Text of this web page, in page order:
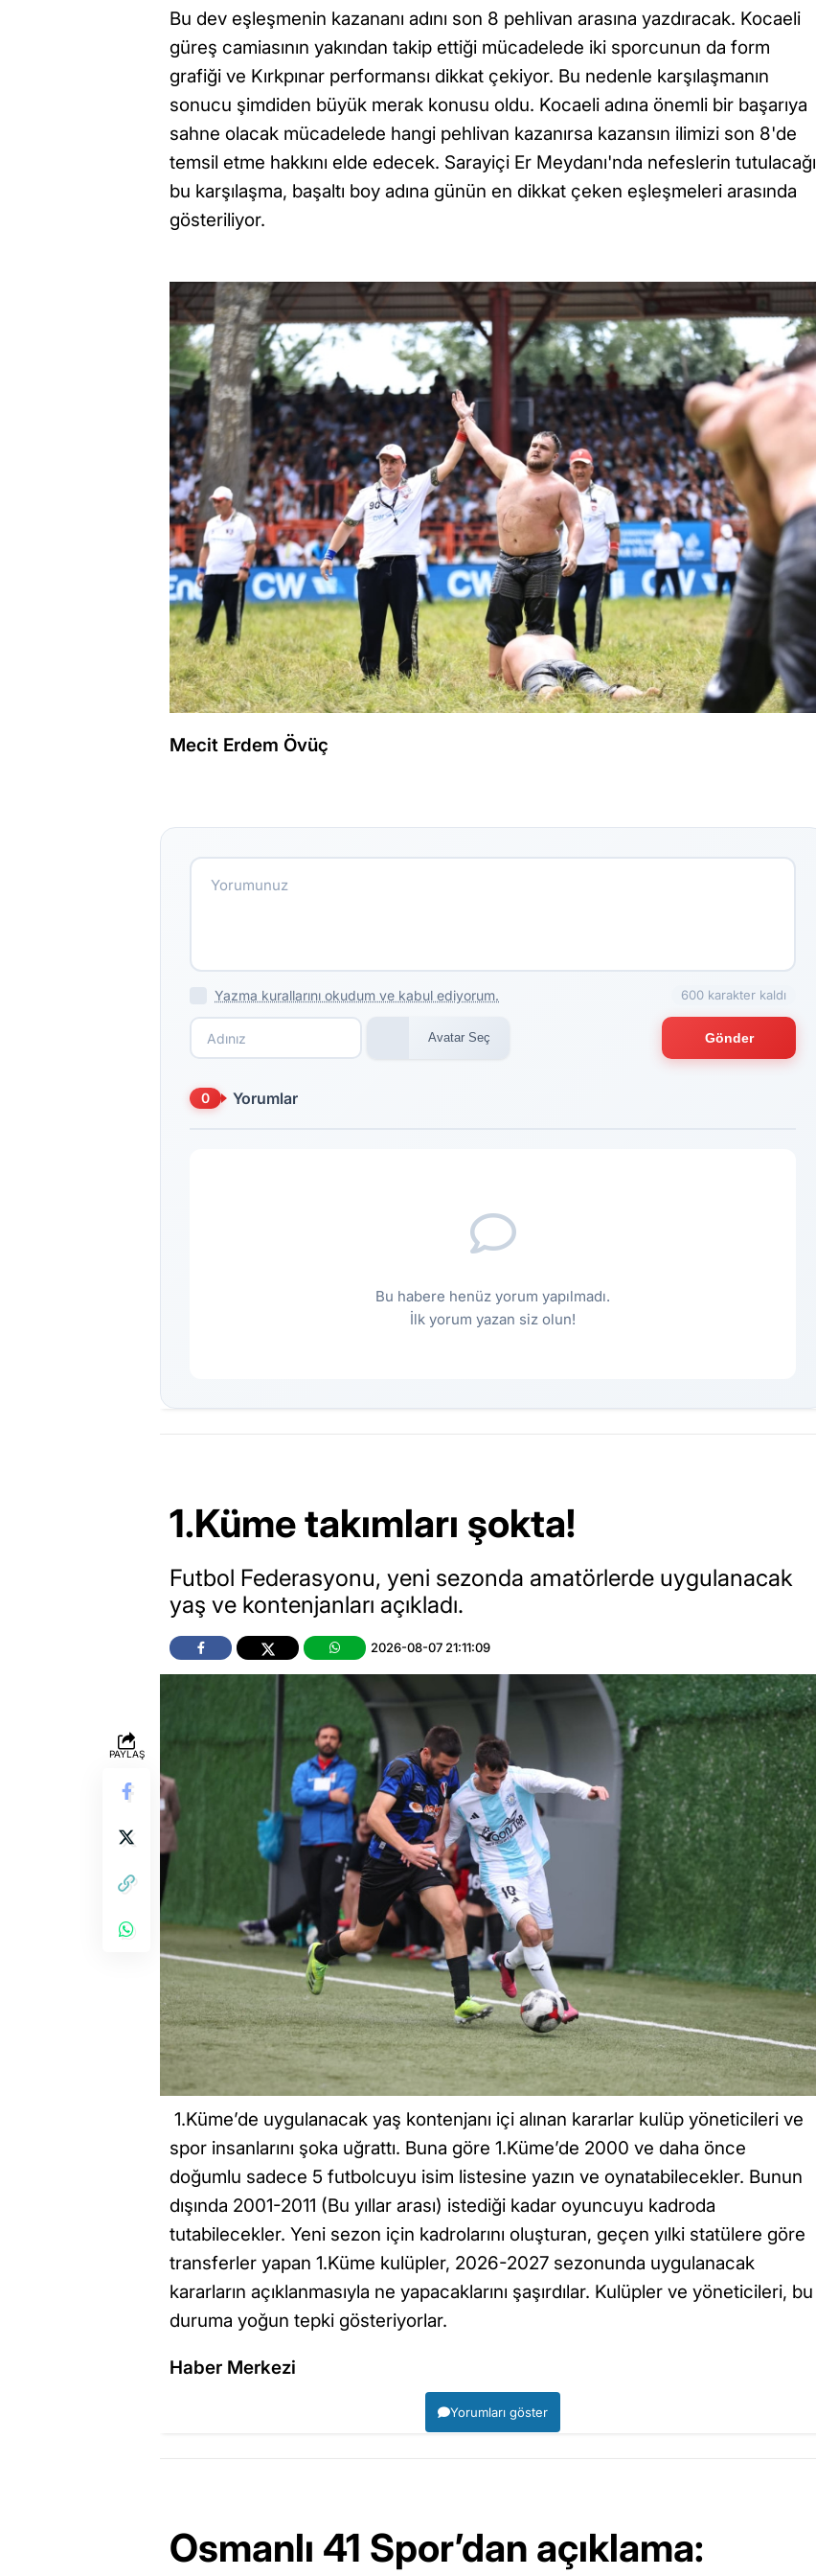
Bu dev eşleşmenin kazananı adını son 8 pehlivan arasına yazdıracak. Kocaeli
güreş camiasının yakından takip ettiği mücadelede iki sporcunun da form
grafiği ve Kırkpınar performansı dikkat çekiyor. Bu nedenle karşılaşmanın
sonucu şimdiden büyük merak konusu oldu. Kocaeli adına önemli bir başarıya
sahne olacak mücadelede hangi pehlivan kazanırsa kazansın ilimizi son 8'de
temsil etme hakkını elde edecek. Sarayiçi Er Meydanı'nda nefeslerin tutulacağı
bu karşılaşma, başaltı boy adına günün en dikkat çeken eşleşmeleri arasında
gösteriliyor.
Mecit Erdem Övüç
Yazma kurallarını okudum ve kabul ediyorum. 600 karakter kaldı
Avatar Seç Gönder
0 Yorumlar
Bu habere henüz yorum yapılmadı.
İlk yorum yazan siz olun!
PAYLAŞ
1.Küme takımları şokta!
Futbol Federasyonu, yeni sezonda amatörlerde uygulanacak
yaş ve kontenjanları açıkladı.
2026-08-07 21:11:09
1.Küme’de uygulanacak yaş kontenjanı içi alınan kararlar kulüp yöneticileri ve
spor insanlarını şoka uğrattı. Buna göre 1.Küme’de 2000 ve daha önce
doğumlu sadece 5 futbolcuyu isim listesine yazın ve oynatabilecekler. Bunun
dışında 2001-2011 (Bu yıllar arası) istediği kadar oyuncuyu kadroda
tutabilecekler. Yeni sezon için kadrolarını oluşturan, geçen yılki statülere göre
transferler yapan 1.Küme kulüpler, 2026-2027 sezonunda uygulanacak
kararların açıklanmasıyla ne yapacaklarını şaşırdılar. Kulüpler ve yöneticileri, bu
duruma yoğun tepki gösteriyorlar.
Haber Merkezi
Yorumları göster
Osmanlı 41 Spor’dan açıklama: